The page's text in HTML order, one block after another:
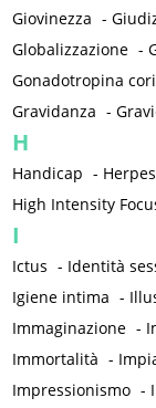
Giovinezza -
Globalizzazione -
Gonadotropina
Gravidanza -
H
Handicap -
High Intensity
I
Ictus - Identità
Igiene intima -
Immaginazione -
Immortalità -
Impressionismo -